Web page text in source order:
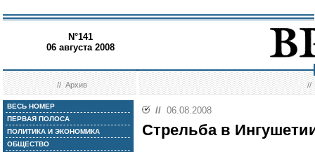
N°141
06 августа 2008
//Архив //
ВЕСЬ НОМЕР
ПЕРВАЯ ПОЛОСА
ПОЛИТИКА И ЭКОНОМИКА
ОБЩЕСТВО
// 06.08.2008
Стрельба в